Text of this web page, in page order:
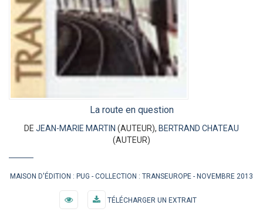
La route en question
DE JEAN-MARIE MARTIN (AUTEUR), BERTRAND CHATEAU
(AUTEUR)
MAISON D'ÉDITION : PUG COLLECTION : TRANSEUROPE NOVEMBRE 2013
TÉLÉCHARGER UN EXTRAIT